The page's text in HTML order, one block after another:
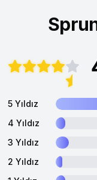
5 Yıldız
4 Yıldız
3 Yıldız
2 Yıldız